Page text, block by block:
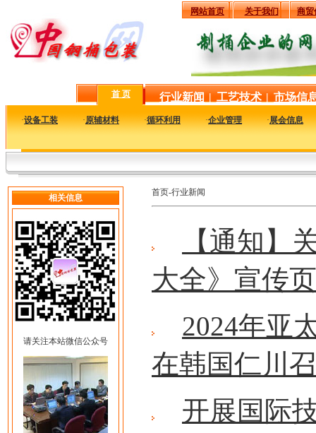
网站首页 关于我们 商贸
首 页 行业新闻 | 工艺技术 | 市场信
·设备工装 ·原辅材料 ·循环利用 ·企业管理 ·展会信息
相关信息
请关注本站微信公众号
首页-行业新闻
【通知】
大全》宣传
2024年亚
在韩国仁川
开展国际